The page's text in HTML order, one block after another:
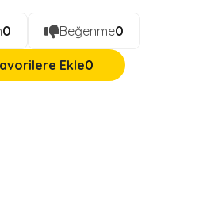
0 Beğenme0
Ekle0